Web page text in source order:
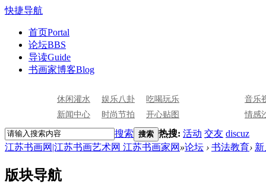
快捷导航
首页Portal
论坛BBS
导读Guide
书画家博客Blog
休闲灌水 娱乐八卦
吃喝玩乐
新闻中心
时尚节拍 开心贴图
音乐
情感
搜索 搜索 热搜: 活动 交友 discuz
江苏书画网|江苏书画艺术网 江苏书画家网 »论坛 › 书法教育›
版块导航